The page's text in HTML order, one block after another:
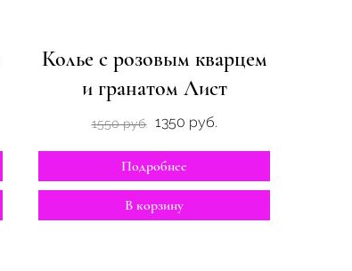
Колье с розовым кварцем
и гранатом Лист
1550 руб. 1350 руб.
Подробнее
В корзину